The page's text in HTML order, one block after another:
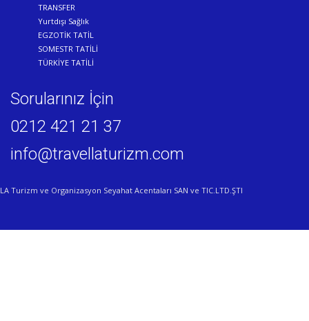
TRANSFER
Yurtdışı Sağlık
EGZOTİK TATİL
SOMESTR TATİLİ
TÜRKİYE TATİLİ
Sorularınız İçin
0212 421 21 37
info@travellaturizm.com
LA Turizm ve Organizasyon Seyahat Acentaları SAN ve TIC.LTD.ŞTI